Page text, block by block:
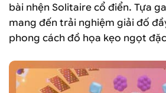
bài nhện Solitaire cổ điển. Tựa
mang đến trải nghiệm giải đố
phong cách đồ họa kẹo ngọt